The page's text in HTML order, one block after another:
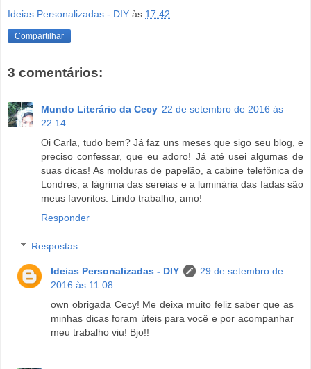
Ideias Personalizadas - DIY às 17:42
Compartilhar
3 comentários:
Mundo Literário da Cecy 22 de setembro de 2016 às
22:14
Oi Carla, tudo bem? Já faz uns meses que sigo seu blog, e
preciso confessar, que eu adoro! Já até usei algumas de
suas dicas! As molduras de papelão, a cabine telefônica de
Londres, a lágrima das sereias e a luminária das fadas são
meus favoritos. Lindo trabalho, amo!
Responder
Respostas
Ideias Personalizadas - DIY
29 de setembro de
2016 às 11:08
own obrigada Cecy! Me deixa muito feliz saber que as
minhas dicas foram úteis para você e por acompanhar
meu trabalho viu! Bjo!!